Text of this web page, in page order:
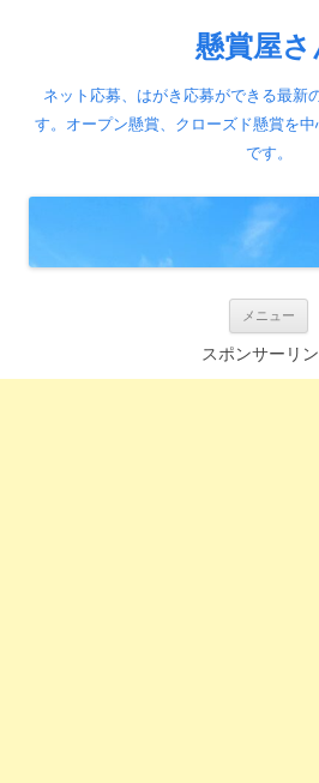
懸賞屋さ
ネット応募、はがき応募ができる最新
す。オープン懸賞、クローズド懸賞を
です。
メニュー
スポンサーリ